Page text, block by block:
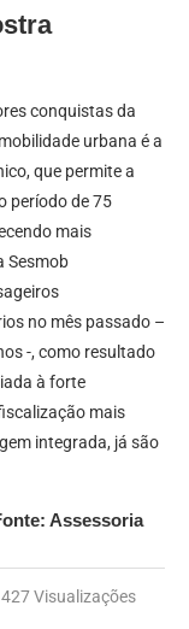
conquistas da
urbana é a
que permite a
período de 75
mais
Sesmob
no mês passado –
-, como resultado
à forte
mais
integrada, já são
Assessoria
427 Visualizações